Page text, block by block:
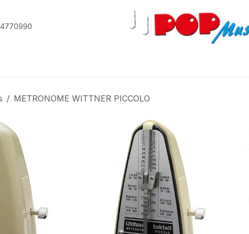
METRONOME WITTNER PICCOLO